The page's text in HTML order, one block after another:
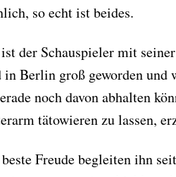
so echt ist beides.
der Schauspieler mit
Berlin groß geworden und
noch davon abhalten
tätowieren zu lassen,
Freude begleiten ihn
Sie
Newsletter
Sie jede Woche neue schöne
Geheimtipps und